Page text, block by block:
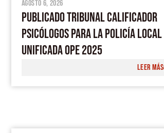
agosto 6, 2026
PUBLICADO TRIBUNAL CALIFICADOR
PSICÓLOGOS PARA LA POLICÍA LOCAL
UNIFICADA OPE 2025
LEER MÁS